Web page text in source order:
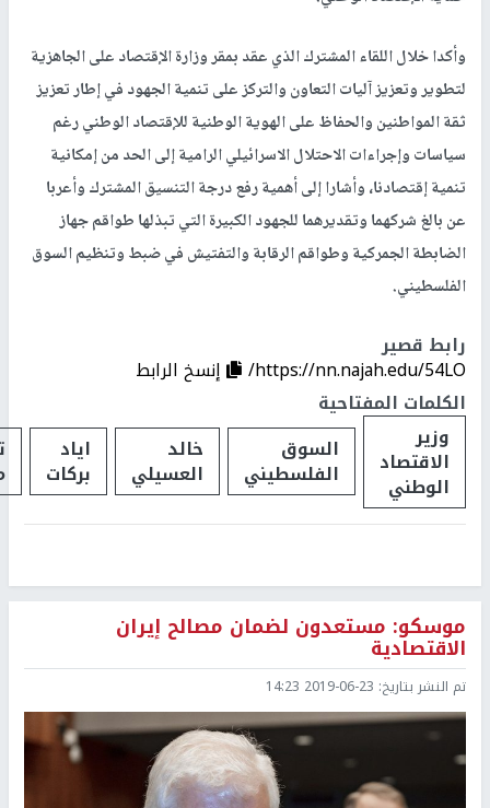
وأكدا خلال اللقاء المشترك الذي عقد بمقر وزارة الإقتصاد على الجاهزية
لتطوير وتعزيز آليات التعاون والتركز على تنمية الجهود في إطار تعزيز
ثقة المواطنين والحفاظ على الهوية الوطنية للإقتصاد الوطني رغم
سياسات وإجراءات الاحتلال الاسرائيلي الرامية إلى الحد من إمكانية
تنمية إقتصادنا، وأشارا إلى أهمية رفع درجة التنسيق المشترك وأعربا
عن بالغ شركهما وتقديرهما للجهود الكبيرة التي تبذلها طواقم جهاز
الضابطة الجمركية وطواقم الرقابة والتفتيش في ضبط وتنظيم السوق
الفلسطيني.
رابط قصير
https://nn.najah.edu/54LO/
إنسخ الرابط
الكلمات المفتاحية
وزير
الاقتصاد
الوطني
السوق
الفلسطيني
خالد
العسيلي
اياد
بركات
موسكو: مستعدون لضمان مصالح إيران
الاقتصادية
تم النشر بتاريخ: 2019-06-23 14:23